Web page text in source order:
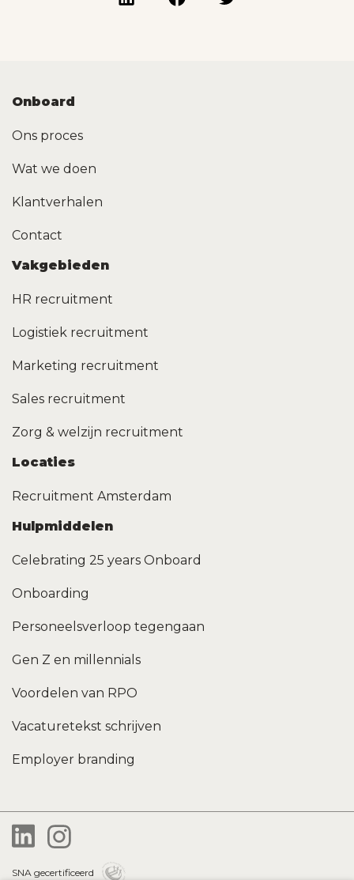
Onboard
Ons proces
Wat we doen
Klantverhalen
Contact
Vakgebieden
HR recruitment
Logistiek recruitment
Marketing recruitment
Sales recruitment
Zorg & welzijn recruitment
Locaties
Recruitment Amsterdam
Hulpmiddelen
Celebrating 25 years Onboard
Onboarding
Personeelsverloop tegengaan
Gen Z en millennials
Voordelen van RPO
Vacaturetekst schrijven
Employer branding
SNA gecertificeerd